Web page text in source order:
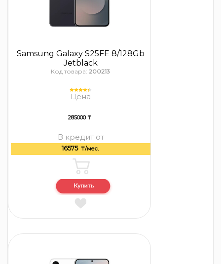
Samsung Galaxy S25FE 8/128Gb
Jetblack
Код товара: 200213
Цена
285000 ₸
В кредит от
16575 ₸/мес.